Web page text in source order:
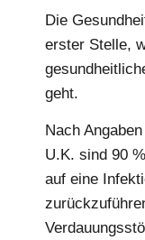
Die
erster Stelle,
geht.
Nach
U.K. sind 90
auf eine